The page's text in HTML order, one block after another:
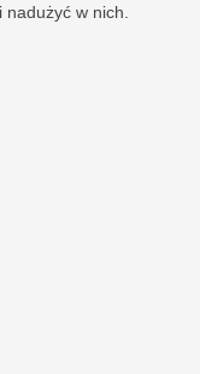
w nich.